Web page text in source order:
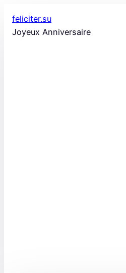
au
contenu
feliciter.su
Joyeux Anniversaire